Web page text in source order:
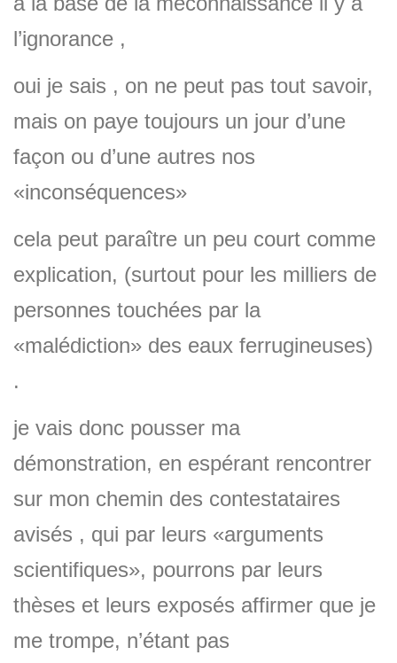
l’ignorance ,
oui je sais , on ne peut pas tout savoir,
mais on paye toujours un jour d’une
façon ou d’une autres nos
«inconséquences»
cela peut paraître un peu court comme
explication, (surtout pour les milliers de
personnes touchées par la
«malédiction» des eaux ferrugineuses)
.
je vais donc pousser ma
démonstration, en espérant rencontrer
sur mon chemin des contestataires
avisés , qui par leurs «arguments
scientifiques», pourrons par leurs
thèses et leurs exposés affirmer que je
me trompe, n’étant pas